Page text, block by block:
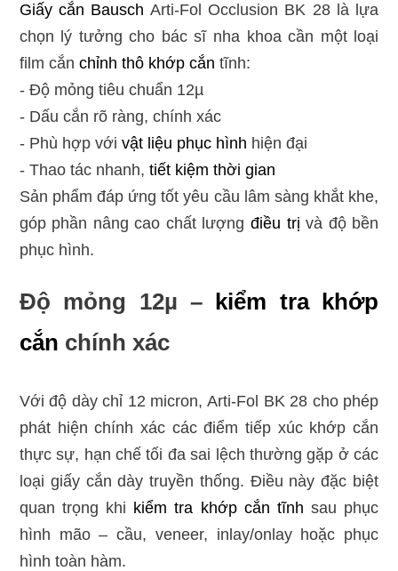
Giấy cắn Bausch Arti-Fol Occlusion BK 28 là lựa
chọn lý tưởng cho bác sĩ nha khoa cần một loại
film cắn chỉnh thô khớp cắn tĩnh:
- Độ mỏng tiêu chuẩn 12µ
- Dấu cắn rõ ràng, chính xác
- Phù hợp với vật liệu phục hình hiện đại
- Thao tác nhanh, tiết kiệm thời gian
Sản phẩm đáp ứng tốt yêu cầu lâm sàng khắt khe,
góp phần nâng cao chất lượng điều trị và độ bền
phục hình.
Độ mỏng 12µ – kiểm tra khớp
cắn chính xác
Với độ dày chỉ 12 micron, Arti-Fol BK 28 cho phép
phát hiện chính xác các điểm tiếp xúc khớp cắn
thực sự, hạn chế tối đa sai lệch thường gặp ở các
loại giấy cắn dày truyền thống. Điều này đặc biệt
quan trọng khi kiểm tra khớp cắn tĩnh sau phục
hình mão – cầu, veneer, inlay/onlay hoặc phục
hình toàn hàm.